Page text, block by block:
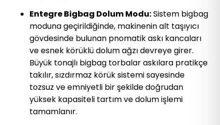
Entegre Bigbag Dolum Modu:Sistem bigbag
moduna geçirildiğinde, makinenin alt taşıyıcı
gövdesinde bulunan pnomatik askı kancaları
ve esnek körüklü dolum ağzı devreye girer.
Büyük tonajlı bigbag torbalar askılara pratikçe
takılır, sızdırmaz körük sistemi sayesinde
tozsuz ve emniyetli bir şekilde doğrudan
yüksek kapasiteli tartım ve dolum işlemi
tamamlanır.